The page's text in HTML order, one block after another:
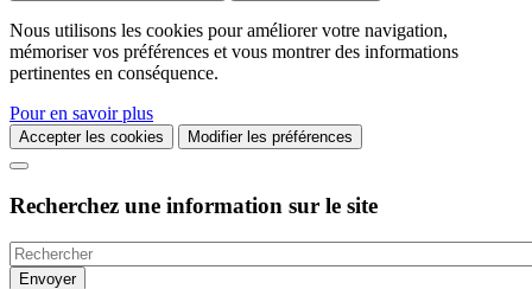
Nous utilisons les cookies pour améliorer votre navigation,
mémoriser vos préférences et vous montrer des informations
pertinentes en conséquence.
Pour en savoir plus
Accepter les cookies Modifier les préférences
Recherchez une information sur le site